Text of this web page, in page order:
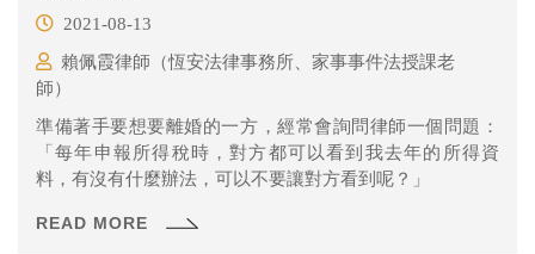
2021-08-13
賴佩霞律師（恆安法律事務所、家事事件法授課老
師）
準備著手要想要離婚的一方，經常會詢問律師一個問題：
「每年申報所得稅時，對方都可以看到我去年的所得資
料，有沒有什麼辦法，可以不要讓對方看到呢？」
READ MORE